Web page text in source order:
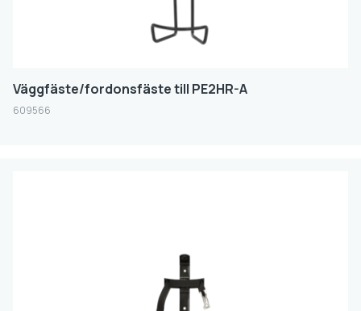
Väggfäste/fordonsfäste till PE2HR-A
609566